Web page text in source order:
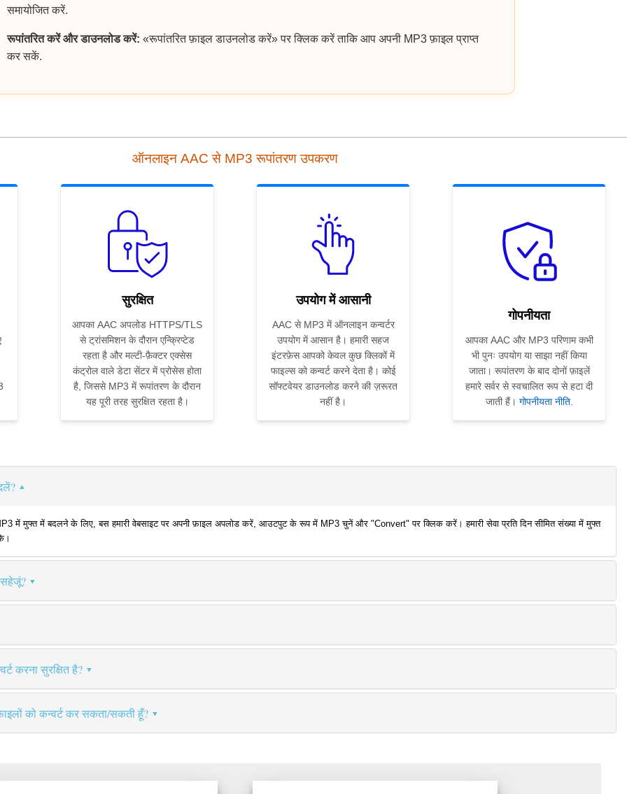
समायोजित करें.
रूपांतरित करें और डाउनलोड करें: «रूपांतरित फ़ाइल डाउनलोड करें» पर क्लिक करें ताकि आप अपनी MP3 फ़ाइल प्राप्त
कर सकें.
ऑनलाइन AAC से MP3 रूपांतरण उपकरण
सुरक्षित
आपका AAC अपलोड HTTPS/TLS
से ट्रांसमिशन के दौरान एन्क्रिप्टेड
रहता है और मल्टी-फ़ैक्टर एक्सेस
कंट्रोल वाले डेटा सेंटर में प्रोसेस होता
है, जिससे MP3 में रूपांतरण के दौरान
यह पूरी तरह सुरक्षित रहता है।
उपयोग में आसानी
AAC से MP3 में ऑनलाइन कन्वर्टर
उपयोग में आसान है। हमारी सहज
इंटरफ़ेस आपको केवल कुछ क्लिकों में
फाइल्स को कन्वर्ट करने देता है। कोई
सॉफ्टवेयर डाउनलोड करने की ज़रूरत
नहीं है।
गोपनीयता
आपका AAC और MP3 परिणाम कभी
भी पुनः उपयोग या साझा नहीं किया
जाता। रूपांतरण के बाद दोनों फ़ाइलें
हमारे सर्वर से स्वचालित रूप से हटा दी
जाती हैं। गोपनीयता नीति.
में मुफ्त में बदलने के लिए, बस हमारी वेबसाइट पर अपनी फ़ाइल अपलोड करें, आउटपुट के रूप में MP3 चुनें और "Convert" पर क्लिक करें। हमारी सेवा प्रति दिन सीमित संख्या में मुफ्त
करना सुरक्षित है?
को कन्वर्ट कर सकता/सकती हूँ?